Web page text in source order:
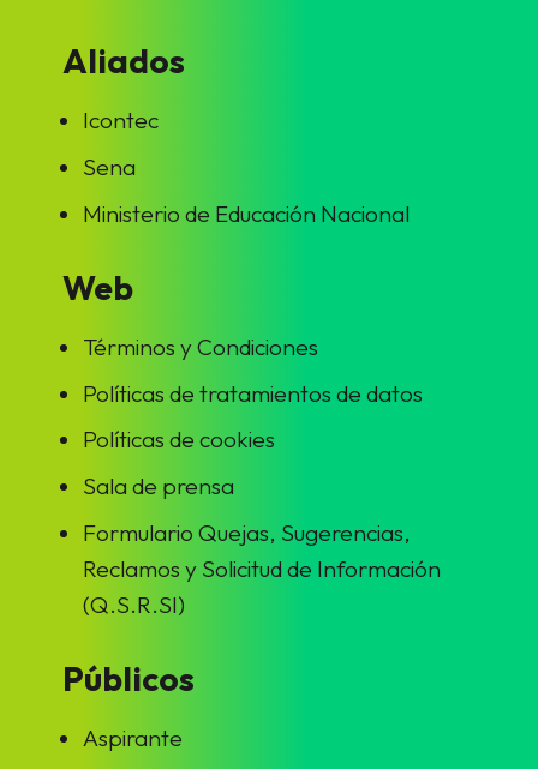
Aliados
Icontec
Sena
Ministerio de Educación Nacional
Web
Términos y Condiciones
Políticas de tratamientos de datos
Políticas de cookies
Sala de prensa
Formulario Quejas, Sugerencias,
Reclamos y Solicitud de Información
(Q.S.R.SI)
Públicos
Aspirante